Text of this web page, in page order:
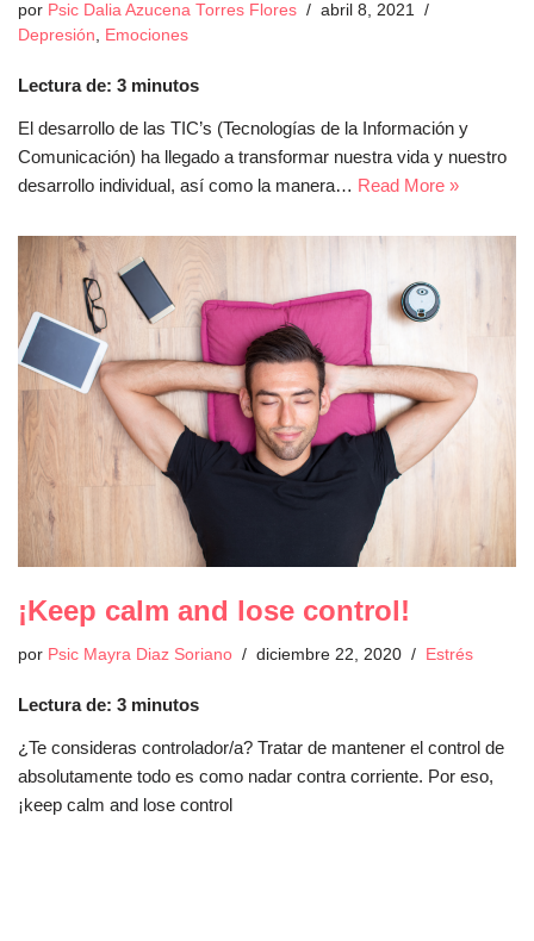
por Psic Dalia Azucena Torres Flores
abril 8, 2021
Depresión, Emociones
Lectura de: 3 minutos
El desarrollo de las TIC’s (Tecnologías de la Información y
Comunicación) ha llegado a transformar nuestra vida y nuestro
desarrollo individual, así como la manera… Read More »
¡Keep calm and lose control!
por Psic Mayra Diaz Soriano diciembre 22, 2020 Estrés
Lectura de: 3 minutos
¿Te consideras controlador/a? Tratar de mantener el control de
absolutamente todo es como nadar contra corriente. Por eso,
¡keep calm and lose control